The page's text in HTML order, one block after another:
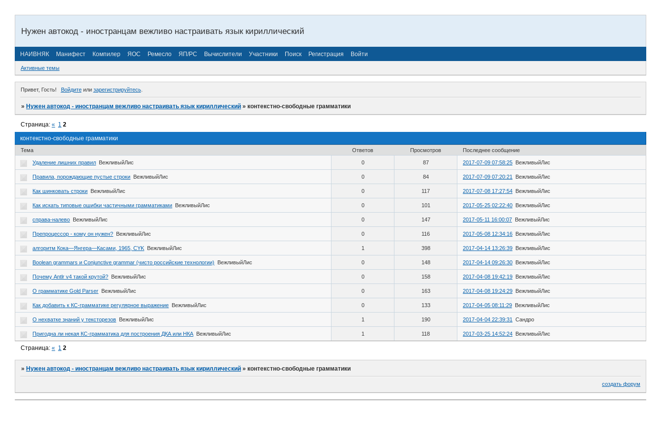
Нужен автокод - иностранцам вежливо настраивать язык кириллический
НАИВНЯК Манифест Компилер ЯОС Ремесло ЯП/РС Вычислители Участники Поиск Регистрация Войти
Активные темы
Привет, Гость! Войдитеили зарегистрируйтесь.
»Нужен автокод - иностранцам вежливо настраивать язык кириллический »контекстно-свободные грамматики
контекстно-свободные грамматики
Страница:« 1 2
Тема Ответов Просмотров Последнее сообщение
Удаление лишних правил ВежливыйЛис 0 87 2017-07-09 07:58:25 ВежливыйЛис
Правила, порождающие пустые строки ВежливыйЛис 0 84 2017-07-09 07:20:21 ВежливыйЛис
Как шинковать строки ВежливыйЛис 0 117 2017-07-08 17:27:54 ВежливыйЛис
Как искать типовые ошибки частичными грамматиками ВежливыйЛис 0 101 2017-05-25 02:22:40 ВежливыйЛис
справа-налево ВежливыйЛис 0 147 2017-05-11 16:00:07 ВежливыйЛис
Препроцессор - кому он нужен? ВежливыйЛис 0 116 2017-05-08 12:34:16 ВежливыйЛис
алгоритм Кока—Янгера—Касами, 1965, CYK ВежливыйЛис 1 398 2017-04-14 13:26:39 ВежливыйЛис
Boolean grammars и Conjunctive grammar (чисто российские технологии) ВежливыйЛис 0 148 2017-04-14 09:26:30 ВежливыйЛис
Почему Antlr v4 такой крутой? ВежливыйЛис 0 158 2017-04-08 19:42:19 ВежливыйЛис
О грамматике Gold Parser ВежливыйЛис 0 163 2017-04-08 19:24:29 ВежливыйЛис
Как добавить к КС-грамматике регулярное выражение ВежливыйЛис 0 133 2017-04-05 08:11:29 ВежливыйЛис
О нехватке знаний у тексторезов ВежливыйЛис 1 190 2017-04-04 22:39:31 Сандро
Пригодна ли некая КС-грамматика для построения ДКА или НКА ВежливыйЛис 1 118 2017-03-25 14:52:24 ВежливыйЛис
Страница:« 1 2
»Нужен автокод - иностранцам вежливо настраивать язык кириллический »контекстно-свободные грамматики
создать форум